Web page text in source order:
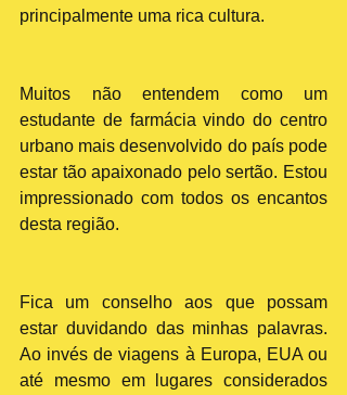
principalmente uma rica cultura.
Muitos não entendem como um
estudante de farmácia vindo do centro
urbano mais desenvolvido do país pode
estar tão apaixonado pelo sertão. Estou
impressionado com todos os encantos
desta região.
Fica um conselho aos que possam
estar duvidando das minhas palavras.
Ao invés de viagens à Europa, EUA ou
até mesmo em lugares considerados